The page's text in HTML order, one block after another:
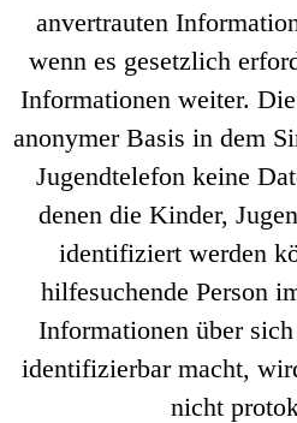
anvertrauten
wenn es gesetzlich
Informationen weiter.
anonymer Basis in dem
Jugendtelefon keine
denen die Kinder,
identifiziert werden
hilfesuchende Person
Informationen über
identifizierbar macht,
nicht